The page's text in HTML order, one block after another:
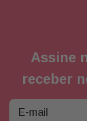
Assine
receber